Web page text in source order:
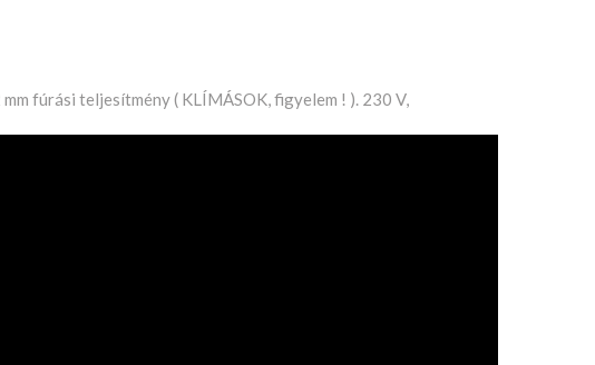
fúrási teljesítmény ( KLÍMÁSOK, figyelem ! ). 230 V,